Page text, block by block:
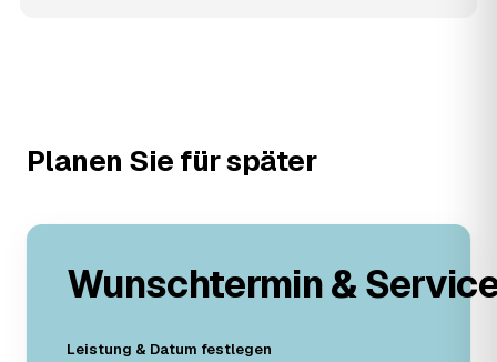
Planen Sie für später
Wunschtermin &
Leistung & Datum festlegen